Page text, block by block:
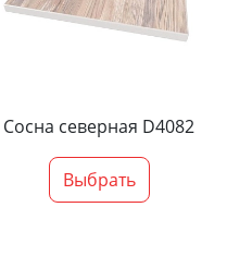
Сосна северная D4082
Выбрать